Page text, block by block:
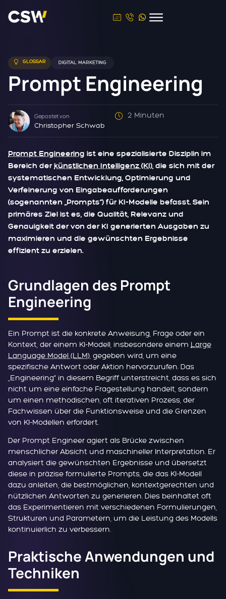
GLOSSAR DIGITAL MARKETING
Prompt Engineering
Gepostet von
Christopher Schwab
2 Minuten
Prompt Engineering ist eine spezialisierte Disziplin im
Bereich derkünstlichen Intelligenz (KI), die sich mit der
systematischen Entwicklung, Optimierung und
Verfeinerung von Eingabeaufforderungen
(sogenannten „Prompts“) für KI-Modelle befasst. Sein
primäres Ziel ist es, die Qualität, Relevanz und
Genauigkeit der von der KI generierten Ausgaben zu
maximieren und die gewünschten Ergebnisse
effizient zu erzielen.
Grundlagen des Prompt
Engineering
Ein Prompt ist die konkrete Anweisung, Frage oder ein
Kontext, der einem KI-Modell, insbesondere einem Large
Language Model (LLM), gegeben wird, um eine
spezifische Antwort oder Aktion hervorzurufen. Das
„Engineering“ in diesem Begriff unterstreicht, dass es sich
nicht um eine einfache Fragestellung handelt, sondern
um einen methodischen, oft iterativen Prozess, der
Fachwissen über die Funktionsweise und die Grenzen
von KI-Modellen erfordert.
Der Prompt Engineer agiert als Brücke zwischen
menschlicher Absicht und maschineller Interpretation. Er
analysiert die gewünschten Ergebnisse und übersetzt
diese in präzise formulierte Prompts, die das KI-Modell
dazu anleiten, die bestmöglichen, kontextgerechten und
nützlichen Antworten zu generieren. Dies beinhaltet oft
das Experimentieren mit verschiedenen Formulierungen,
Strukturen und Parametern, um die Leistung des Modells
kontinuierlich zu verbessern.
Praktische Anwendungen und
Techniken